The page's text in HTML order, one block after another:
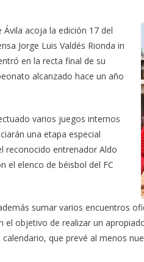
acoja la edición 17 del
Jorge Luis Valdés Rionda in
en la recta final de su
alcanzado hace un año
varios juegos internos
una etapa especial
reconocido entrenador Aldo
el elenco de béisbol del FC
sumar varios encuentros
el objetivo de realizar un
que prevé al menos